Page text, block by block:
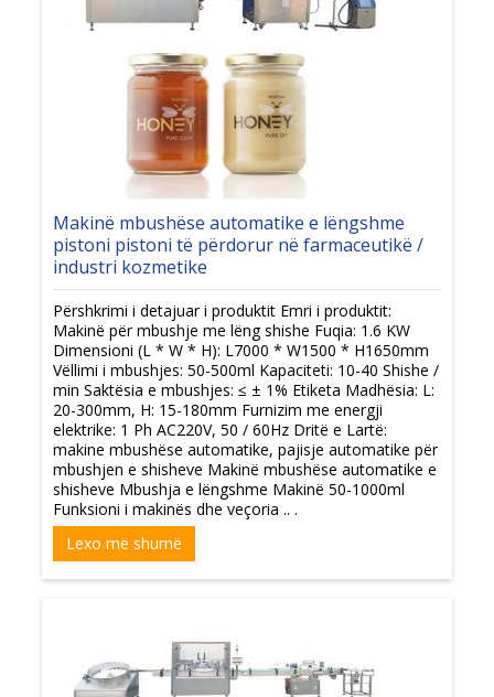
Makinë mbushëse automatike e lëngshme
pistoni pistoni të përdorur në farmaceutikë /
industri kozmetike
Përshkrimi i detajuar i produktit Emri i produktit:
Makinë për mbushje me lëng shishe Fuqia: 1.6 KW
Dimensioni (L * W * H): L7000 * W1500 * H1650mm
Vëllimi i mbushjes: 50-500ml Kapaciteti: 10-40 Shishe /
min Saktësia e mbushjes: ≤ ± 1% Etiketa Madhësia: L:
20-300mm, H: 15-180mm Furnizim me energji
elektrike: 1 Ph AC220V, 50 / 60Hz Dritë e Lartë:
makine mbushëse automatike, pajisje automatike për
mbushjen e shisheve Makinë mbushëse automatike e
shisheve Mbushja e lëngshme Makinë 50-1000ml
Funksioni i makinës dhe veçoria .. .
Lexo më shumë